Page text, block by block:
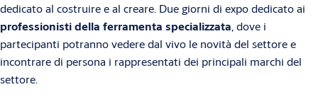
dedicato al costruire e al creare. Due giorni di expo dedicato ai
professionisti della ferramenta specializzata, dove i
partecipanti potranno vedere dal vivo le novità del settore e
incontrare di persona i rappresentati dei principali marchi del
settore.